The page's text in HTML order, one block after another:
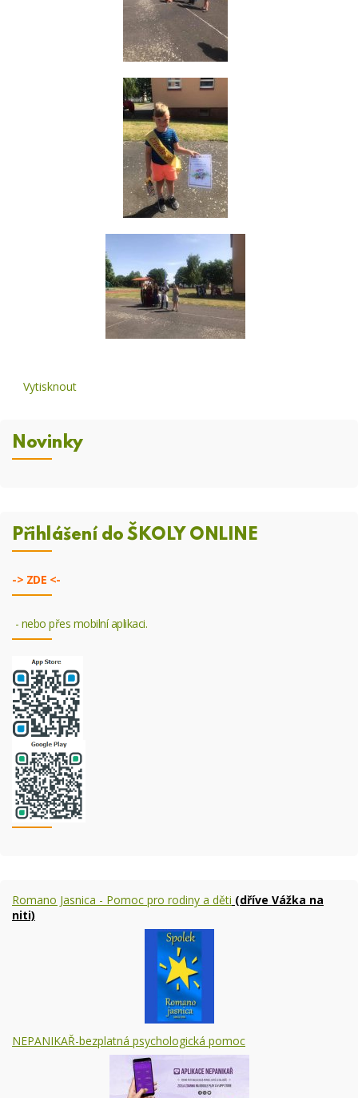
Vytisknout
Novinky
Přihlášení do ŠKOLY ONLINE
-> ZDE <-
- nebo přes mobilní aplikaci.
Romano Jasnica - Pomoc pro rodiny a děti (dříve Vážka na
niti)
NEPANIKAŘ-bezplatná psychologická pomoc